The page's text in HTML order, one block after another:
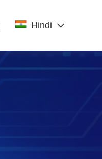
Hindi